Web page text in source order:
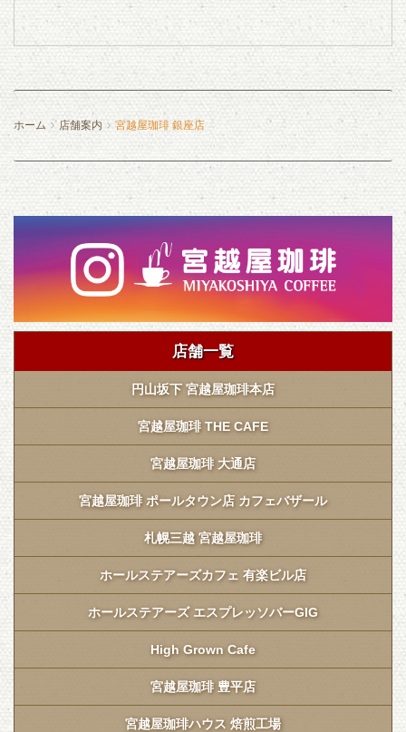
ホーム 店舗案内 宮越屋珈琲 銀座店
店舗一覧
円山坂下 宮越屋珈琲本店
宮越屋珈琲 THE CAFE
宮越屋珈琲 大通店
宮越屋珈琲 ポールタウン店 カフェバザール
札幌三越 宮越屋珈琲
ホールステアーズカフェ 有楽ビル店
ホールステアーズ エスプレッソバーGIG
High Grown Cafe
宮越屋珈琲 豊平店
宮越屋珈琲ハウス 焙煎工場